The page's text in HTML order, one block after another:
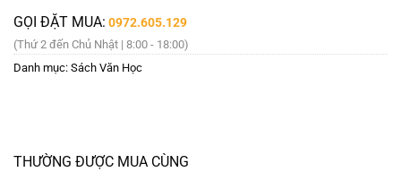
GỌI ĐẶT MUA: 0972.605.129
(Thứ 2 đến Chủ Nhật | 8:00 - 18:00)
Danh mục: Sách Văn Học
THƯỜNG ĐƯỢC MUA CÙNG